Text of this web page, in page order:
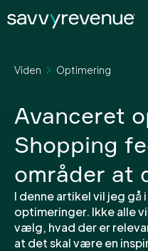
til
Viden Optimering
Avanceret
Shopping
områder at
I denne artikel vil jeg
optimeringer. Ikke alle
vælg, hvad der er
at det skal være en